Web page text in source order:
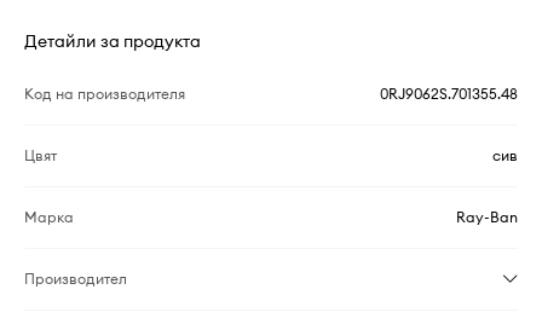
Детайли за продукта
Код на производителя 0RJ9062S.701355.48
Цвят сив
Марка Ray-Ban
Производител